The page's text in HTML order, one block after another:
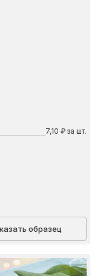
7,10 ₽ за шт.
образец